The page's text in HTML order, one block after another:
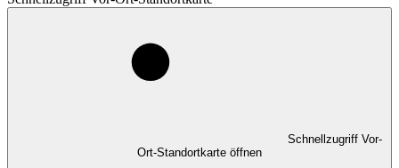
Schnellzugriff Vor-
Ort-Standortkarte öffnen